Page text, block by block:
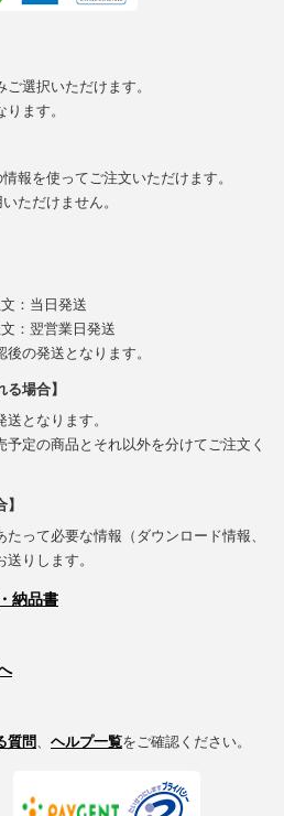
選択いただけます。
ます。
報を使ってご注文いただけます。
ただけません。
：当日発送
：翌営業日発送
の発送となります。
場合】
となります。
定の商品とそれ以外を分けてご注文く
って必要な情報（ダウンロード情報、
りします。
納品書
質問、 ヘルプ一覧をご確認ください。